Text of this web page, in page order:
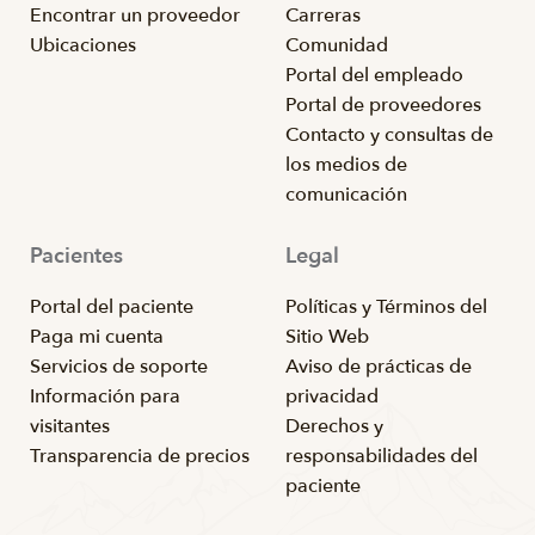
Encontrar un proveedor
Ubicaciones
Carreras
Comunidad
Portal del empleado
Portal de proveedores
Contacto y consultas de
los medios de
comunicación
Pacientes
Portal del paciente
Paga mi cuenta
Servicios de soporte
Información para
visitantes
Transparencia de precios
Legal
Políticas y Términos del
Sitio Web
Aviso de prácticas de
privacidad
Derechos y
responsabilidades del
paciente